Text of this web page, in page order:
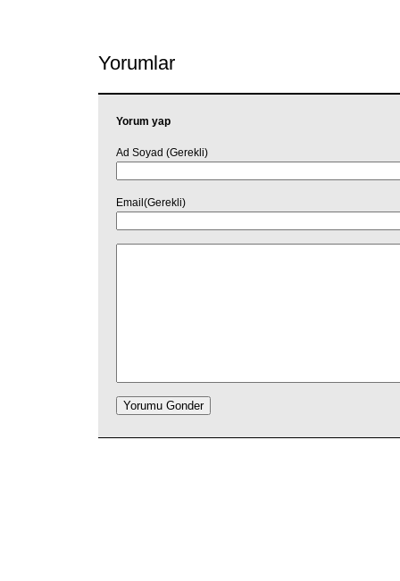
Yorumlar
Yorum yap
Ad Soyad (Gerekli)
Email(Gerekli)